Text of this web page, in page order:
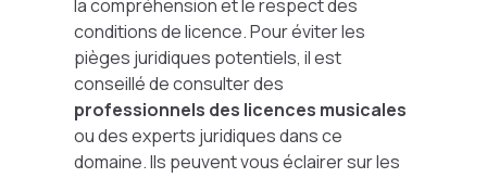
la compréhension et le respect des
conditions de licence. Pour éviter les
pièges juridiques potentiels, il est
conseillé de consulter des
professionnels des licences musicales
ou des experts juridiques dans ce
domaine. Ils peuvent vous éclairer sur les